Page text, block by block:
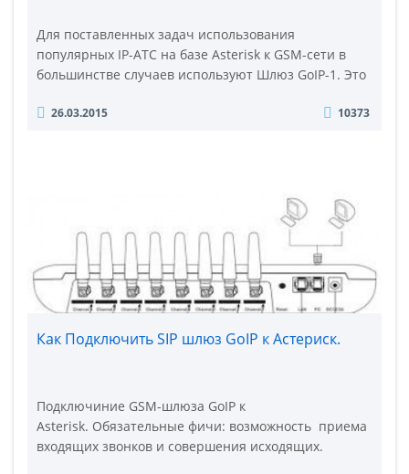
Для поставленных задач использования
популярных IP-АТС на базе Asterisk к GSM-сети в
большинстве случаев используют Шлюз GoIP-1. Это
высоким качеством оборудования GoIP
оборудование: - VoIP-GSM шлюз GoIP-1 у которого
26.03.2015 10373
Как Подключить SIP шлюз GoIP к Астериск.
Подключиние GSM-шлюза GoIP к
Asterisk. Обязательные фичи: возможность приема
входящих звонков и совершения исходящих.